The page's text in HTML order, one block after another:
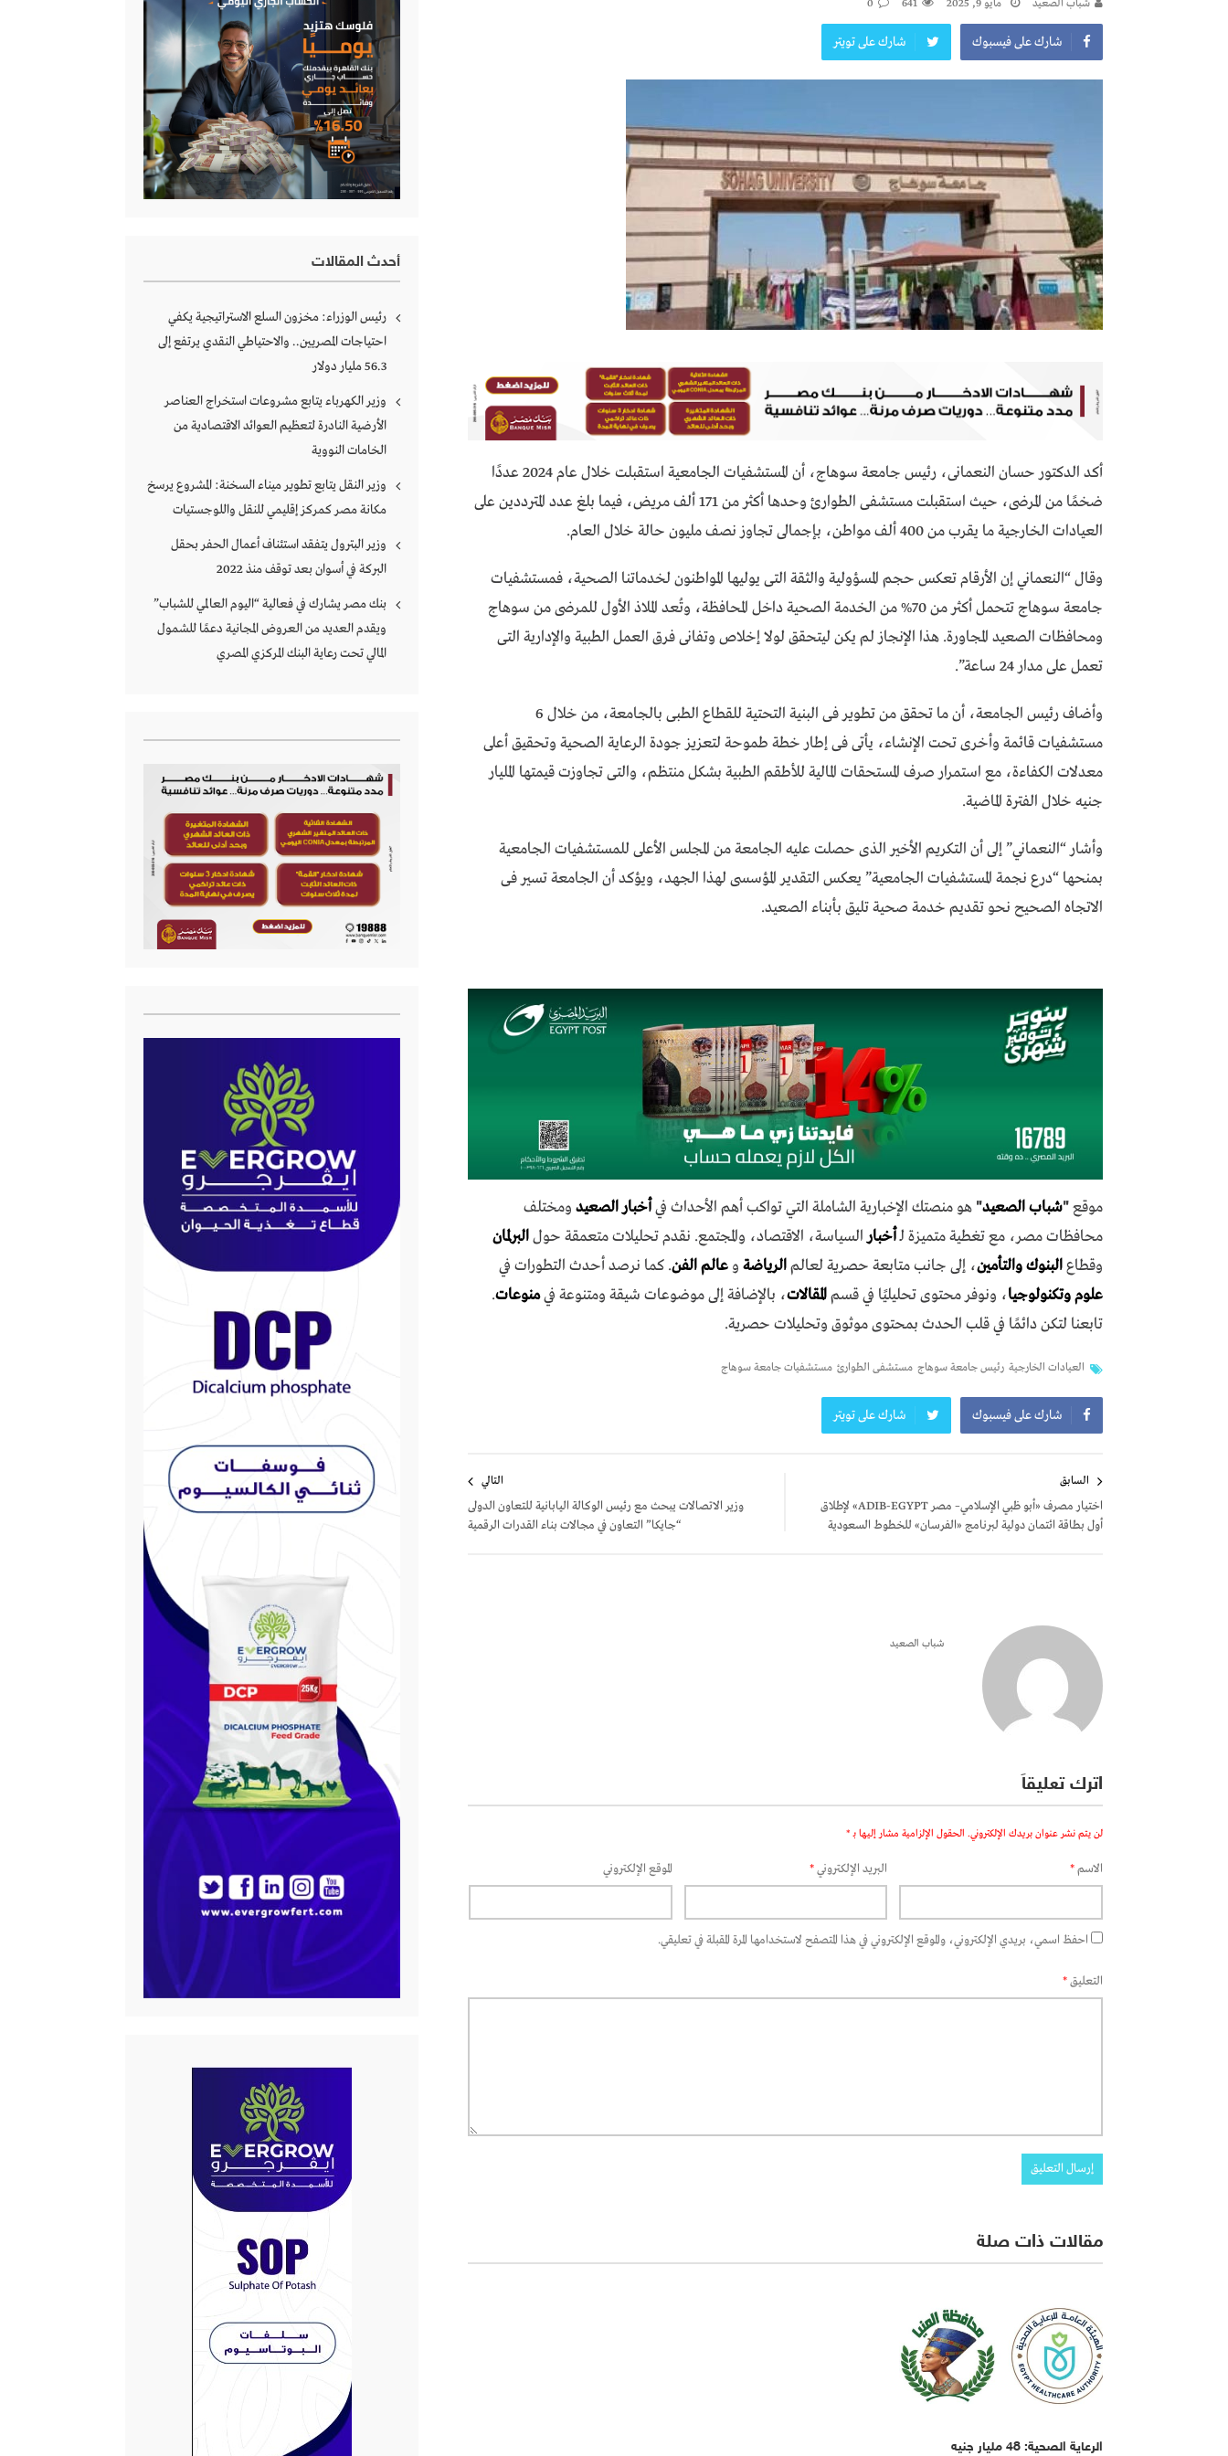
شباب الصعيد مايو 9, 2025 641
0
شارك على فيسبوك شارك على تويتر
أكد الدكتور حسان النعمانى، رئيس جامعة سوهاج، أن المستشفيات الجامعية استقبلت خلال عام 2024 عددًا
ضخمًا من المرضى، حيث استقبلت مستشفى الطوارئ وحدها أكثر من 171 ألف مريض، فيما بلغ عدد المترددين على
العيادات الخارجية ما يقرب من 400 ألف مواطن، بإجمالى تجاوز نصف مليون حالة خلال العام.
وقال “النعماني إن الأرقام تعكس حجم المسؤولية والثقة التى يوليها المواطنون لخدماتنا الصحية، فمستشفيات
جامعة سوهاج تتحمل أكثر من 70% من الخدمة الصحية داخل المحافظة، وتُعد الملاذ الأول للمرضى من سوهاج
ومحافظات الصعيد المجاورة. هذا الإنجاز لم يكن ليتحقق لولا إخلاص وتفانى فرق العمل الطبية والإدارية التى
تعمل على مدار 24 ساعة”.
وأضاف رئيس الجامعة، أن ما تحقق من تطوير فى البنية التحتية للقطاع الطبى بالجامعة، من خلال 6
مستشفيات قائمة وأخرى تحت الإنشاء، يأتى فى إطار خطة طموحة لتعزيز جودة الرعاية الصحية وتحقيق أعلى
معدلات الكفاءة، مع استمرار صرف المستحقات المالية للأطقم الطبية بشكل منتظم، والتى تجاوزت قيمتها المليار
جنيه خلال الفترة الماضية.
وأشار “النعماني” إلى أن التكريم الأخير الذى حصلت عليه الجامعة من المجلس الأعلى للمستشفيات الجامعية
بمنحها “درع نجمة المستشفيات الجامعية” يعكس التقدير المؤسسى لهذا الجهد، ويؤكد أن الجامعة تسير فى
الاتجاه الصحيح نحو تقديم خدمة صحية تليق بأبناء الصعيد.
موقع"شباب الصعيد" هو منصتك الإخبارية الشاملة التي تواكب أهم الأحداث فيأخبار الصعيد ومختلف
محافظات مصر، مع تغطية متميزة لـأخبارالسياسة، الاقتصاد، والمجتمع. نقدم تحليلات متعمقة حولالبرلمان
وقطاعالبنوك والتأمين، إلى جانب متابعة حصرية لعالمالرياضة و عالم الفن. كما نرصد أحدث التطورات في
علوم وتكنولوجيا، ونوفر محتوى تحليليًا في قسمالمقالات، بالإضافة إلى موضوعات شيقة ومتنوعة فيمنوعات.
تابعنا لتكن دائمًا في قلب الحدث بمحتوى موثوق وتحليلات حصرية.
العيادات الخارجية رئيس جامعة سوهاج مستشفى الطوارئ مستشفيات جامعة سوهاج
شارك على فيسبوك شارك على تويتر
المقالات
السابق
اختيار مصرف «أبو ظبي الإسلامي– مصر ADIB-EGYPT» لإطلاق
أول بطاقة ائتمان دولية لبرنامج «الفرسان» للخطوط السعودية
التالي
وزير الاتصالات يبحث مع رئيس الوكالة اليابانية للتعاون الدولى
“جايكا” التعاون في مجالات بناء القدرات الرقمية
شباب الصعيد
اترك تعليقاً
لن يتم نشر عنوان بريدك الإلكتروني. الحقول الإلزامية مشار إليها بـ *
الاسم* البريد الإلكتروني* الموقع الإلكتروني
احفظ اسمي، بريدي الإلكتروني، والموقع الإلكتروني في هذا المتصفح لاستخدامها المرة المقبلة في تعليقي.
التعليق*
مقالات ذات صلة
الرعاية الصحية: 48 مليار جنيه
أحدث المقالات
رئيس الوزراء: مخزون السلع الاستراتيجية يكفي
احتياجات المصريين.. والاحتياطي النقدي يرتفع إلى
56.3 مليار دولار
وزير الكهرباء يتابع مشروعات استخراج العناصر
الأرضية النادرة لتعظيم العوائد الاقتصادية من
الخامات النووية
وزير النقل يتابع تطوير ميناء السخنة: المشروع يرسخ
مكانة مصر كمركز إقليمي للنقل واللوجستيات
وزير البترول يتفقد استئناف أعمال الحفر بحقل
البركة في أسوان بعد توقف منذ 2022
بنك مصر يشارك في فعالية “اليوم العالمي للشباب”
ويقدم العديد من العروض المجانية دعمًا للشمول
المالي تحت رعاية البنك المركزي المصري